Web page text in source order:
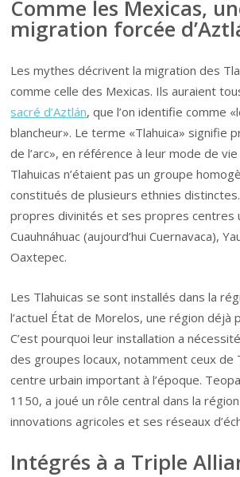
Comme les Mexicas,
migration forcée
Les mythes décrivent la migration des
comme celle des Mexicas. Ils auraient
sacré d’Aztlán, que l’on identifie comme
blancheur». Le terme «Tlahuica» signifie
de l’arc», en référence à leur mode de
Tlahuicas n’étaient pas un groupe
constitués de plusieurs ethnies
propres divinités et ses propres centres
Cuauhnáhuac (aujourd’hui Cuernavaca),
Oaxtepec.
Les Tlahuicas se sont installés dans la
l’actuel État de Morelos, une région déjà
C’est pourquoi leur installation a
des groupes locaux, notamment ceux de
centre urbain important à l’époque.
1150, a joué un rôle central dans la
innovations agricoles et ses réseaux
Intégrés à a Triple